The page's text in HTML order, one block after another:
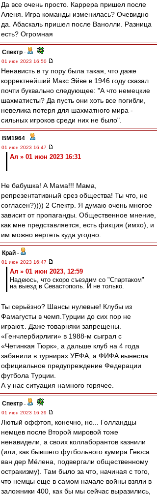
Да все очень просто. Каррера пришел после
Аленя. Игра команды изменилась? Очевидно
да. Абаскаль пришел после Ванолли. Разница
есть? Огромная
Спектр -
01 июн 2023 16:50
Ненависть в ту пору была такая, что даже
корректнейший Макс Эйве в 1946 году сказал
почти буквально следующее: "А что немецкие
шахматисты? Да пусть они хоть все погибли,
невелика потеря для шахматного мира -
сильных игроков среди них не было".
BM1964 -
01 июн 2023 16:47
Ал » 01 июн 2023 16:31
Не бабушка! А Мама!!! Мама,
репрезентативный срез общества! Ты что, не
согласен?)))) 2 Спектр. Я думаю очень многое
зависит от пропаганды. Общественное мнение,
как мне представляется, есть фикция (имхо), и
им можно вертеть куда угодно.
Край -
01 июн 2023 16:47
Ал » 01 июн 2023, 12:59
Надеюсь, что скоро съездим со "Спартаком"
на выезд в Севастополь. И не только.
Ты серьёзно? Шансы нулевые! Клубы из
Фамагусты в чемп.Турции до сих пор не
играют.. Даже товарняки запрещены.
«Генчлербирлиги» в 1988-м сыграл с
«Четинкая Тюрк», а дальше клуб на 4 года
забанили в турнирах УЕФА, а ФИФА вынесла
официальное предупреждение Федерации
футбола Турции.
А у нас ситуация намного горячее.
Спектр -
01 июн 2023 16:39
Лютый оффтоп, конечно, но... Голландцы
немцев после Второй мировой тоже
ненавидели, а своих коллаборантов казнили
(или, как бывшего футбольного кумира Геюса
ван дер Мёлена, подвергали общественному
остракизму). Там было за что, начиная с того,
что немцы еще в самом начале войны взяли в
заложники 400, как бы мы сейчас выразились,